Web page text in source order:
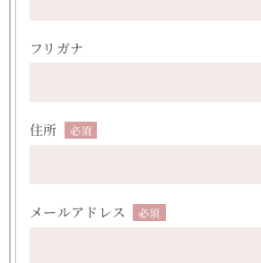
フリガナ
住所 必須
メールアドレス 必須